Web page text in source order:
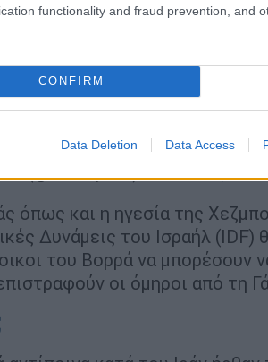
functionality and fraud prevention, and
CONFIRM
Data Deletion Data Access
σφοδρότητα και στον
πώληση όπλων στο Ισραήλ.
τους», πρόσθεσε ο
BHyh0Fso19
όπως και η ηγεσία της
Δυνάμεις του Ισραήλ (IDF)
του Βορρά να μπορέσουν
οι όμηροι από τη